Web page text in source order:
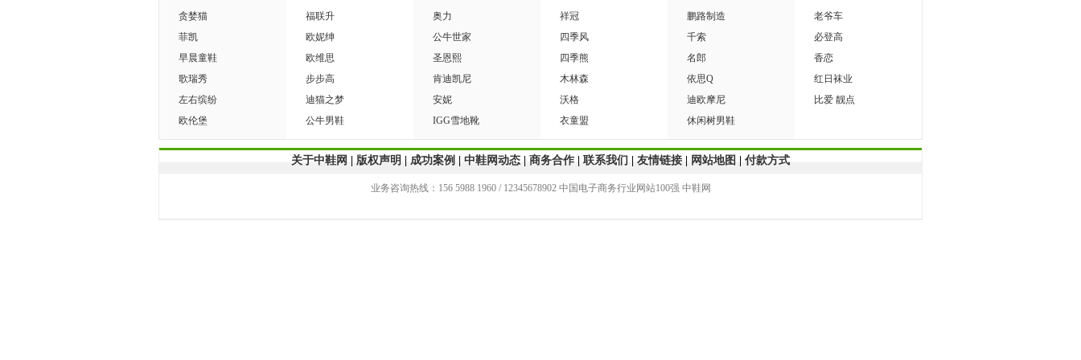
贪婪猫 福联升 奥力 祥冠 鹏路制造
老爷车
菲凯
欧妮绅 公牛世家 四季风 千索
必登高
早晨童鞋
欧维思 圣恩熙 四季熊 名郎
香恋
歌瑞秀
步步高 肯迪凯尼 木林森 依思Q
红日袜业
左右缤纷
迪猫之梦 安妮 沃格 迪欧摩尼
比爱 靓点
欧伦堡
公牛男鞋 IGG雪地靴 衣童盟 休闲树男鞋
关于中鞋网 版权声明 成功案例 中鞋网动态 商务合作 联系我们 友情链接 网站地图 付款方式
业务咨询热线：156 5988 1960 / 12345678902 中国电子商务行业网站100强 中鞋网